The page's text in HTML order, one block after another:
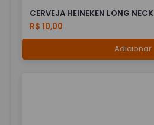
CERVEJA HEINEKEN LONG NECK
R$ 10,00
Adicionar